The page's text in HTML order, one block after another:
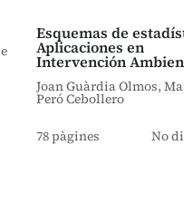
Esquemas de
Aplicaciones en
Intervención
Joan Guàrdia Olmos,
Peró Cebollero
78 pàgines No